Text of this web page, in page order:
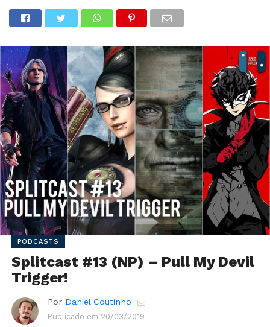
PODCASTS
Splitcast #13 (NP) – Pull My Devil
Trigger!
Por Daniel Coutinho
Publicado em 20/03/2019